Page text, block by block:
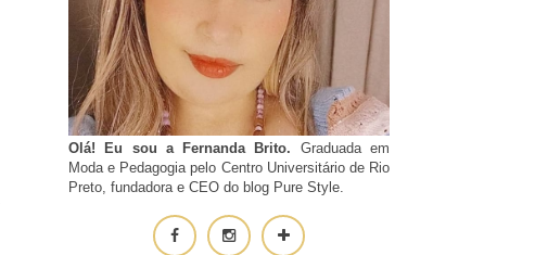
Olá! Eu sou a Fernanda Brito. Graduada em
Moda e Pedagogia pelo Centro Universitário de Rio
Preto, fundadora e CEO do blog Pure Style.